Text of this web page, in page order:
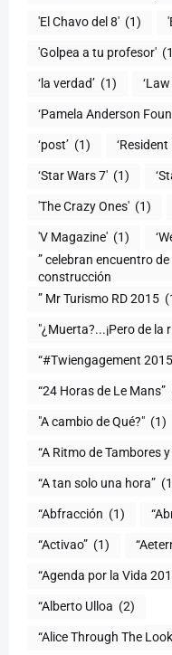
'El Chavo del 8' (1)
'Golpea a tu profesor'
‘la verdad’ (1)
‘Pamela Anderson
‘post’ (1) ‘Resident
‘Star Wars 7′ (1)
'The Crazy Ones' (1)
'V Magazine' (1)
” celebran encuentro
construcción
” Mr Turismo RD 2015
"¿Muerta?...¡Pero de la
“#Twiengagement 2015
“24 Horas de Le Mans”
(1)
“A Ritmo de Tambores
“A tan solo una hora”
“Abfracción (1)
“Activao” (1)
“Agenda por la Vida
“Alberto Ulloa (2)
“Alice Through The